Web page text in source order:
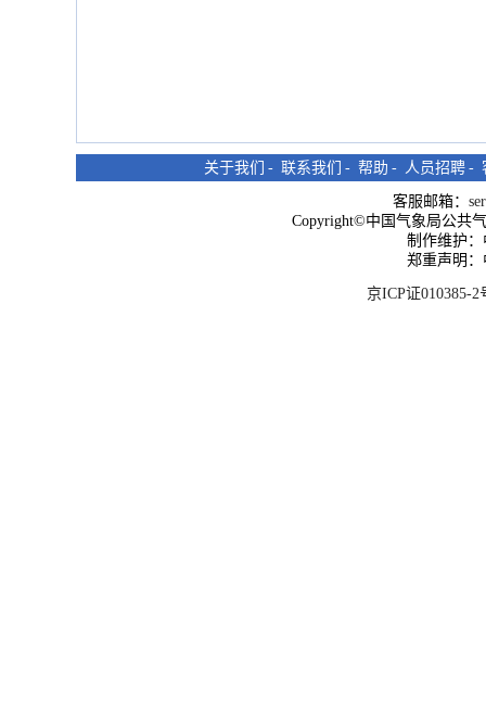
关于我们 - 联系我们 - 帮助 - 人员招聘 -
客服邮箱：
Copyright©中国气象局公共
制作维护
郑重声明
京ICP证010385-2